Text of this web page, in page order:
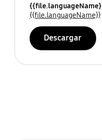
{{file.languageName}}
Descargar